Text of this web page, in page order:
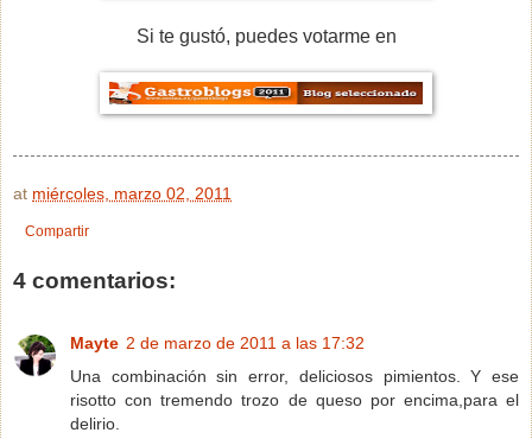
Si te gustó, puedes votarme en
at miércoles, marzo 02, 2011
Compartir
4 comentarios:
Mayte 2 de marzo de 2011 a las 17:32
Una combinación sin error, deliciosos pimientos. Y ese
risotto con tremendo trozo de queso por encima,para el
delirio.